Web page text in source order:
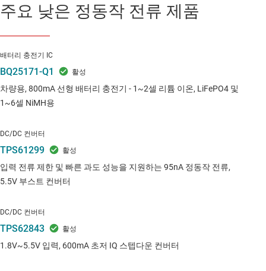
주요 낮은 정동작 전류 제품
배터리 충전기 IC
BQ25171-Q1
차량용, 800mA 선형 배터리 충전기 - 1~2셀 리튬 이온, LiFePO4 및
1~6셀 NiMH용
DC/DC 컨버터
TPS61299
입력 전류 제한 및 빠른 과도 성능을 지원하는 95nA 정동작 전류,
5.5V 부스트 컨버터
DC/DC 컨버터
TPS62843
1.8V~5.5V 입력, 600mA 초저 IQ 스텝다운 컨버터